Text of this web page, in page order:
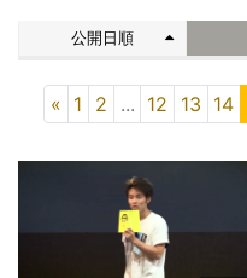
公開日順
« 1 2 ... 12 13 14